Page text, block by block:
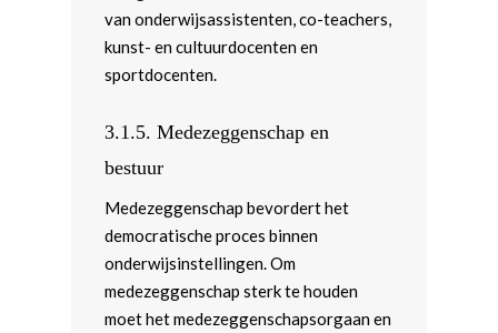
van onderwijsassistenten, co-teachers,
kunst- en cultuurdocenten en
sportdocenten.
3.1.5. Medezeggenschap en
bestuur
Medezeggenschap bevordert het
democratische proces binnen
onderwijsinstellingen. Om
medezeggenschap sterk te houden
moet het medezeggenschapsorgaan en